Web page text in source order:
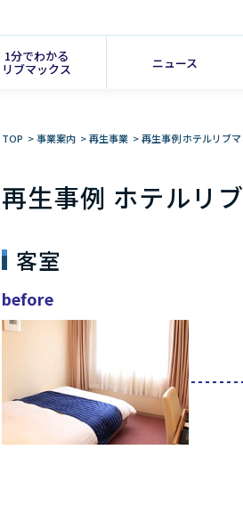
1分でわかる
リブマックス ニュース
TOP >事業案内 >再生事業 >再生事例 ホテルリブ
再生事例 ホテルリ
客室
before